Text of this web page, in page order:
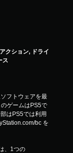
クション, ドライ
ス
フトウェアを最
ゲームはPS5で
はPS5では利用
bc を
、1つの